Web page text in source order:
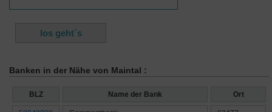
Banken in der Nähe von Maintal :
BLZ Name der Bank Ort